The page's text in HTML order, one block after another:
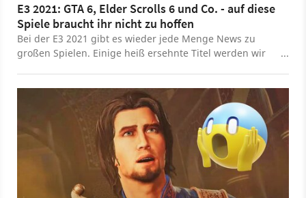
E3 2021: GTA 6, Elder Scrolls 6 und Co. - auf diese
Spiele braucht ihr nicht zu hoffen
Bei der E3 2021 gibt es wieder jede Menge News zu
großen Spielen. Einige heiß ersehnte Titel werden wir